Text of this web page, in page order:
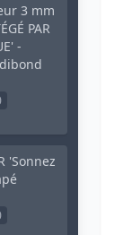
3 mm
PAR
-
'Sonnez